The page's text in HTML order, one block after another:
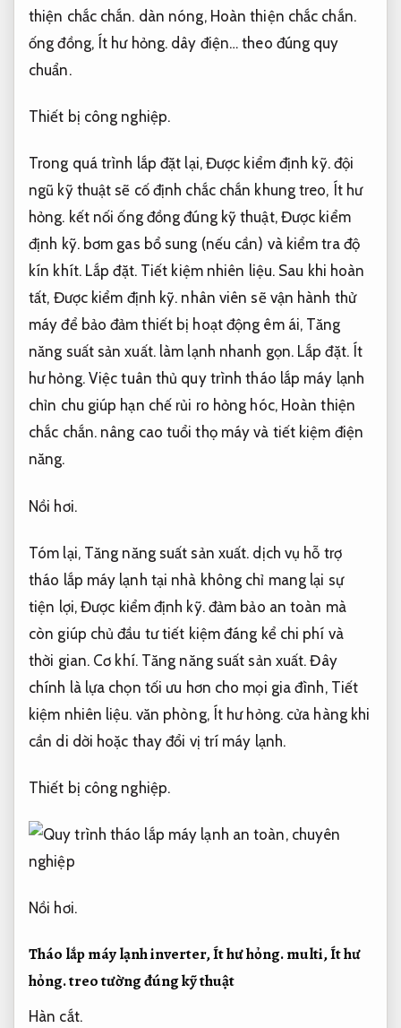
thiện chắc chắn. dàn nóng, Hoàn thiện chắc chắn.
ống đồng, Ít hư hỏng. dây điện… theo đúng quy
chuẩn.
Thiết bị công nghiệp.
Trong quá trình lắp đặt lại, Được kiểm định kỹ.đội
ngũ kỹ thuật sẽ cố định chắc chắn khung treo, Ít hư
hỏng. kết nối ống đồng đúng kỹ thuật, Được kiểm
định kỹ.bơm gas bổ sung (nếu cần) và kiểm tra độ
kín khít. Lắp đặt. Tiết kiệm nhiên liệu. Sau khi hoàn
tất, Được kiểm định kỹ. nhân viên sẽ vận hành thử
máy để bảo đảm thiết bị hoạt động êm ái, Tăng
năng suất sản xuất.làm lạnh nhanh gọn. Lắp đặt. Ít
hư hỏng.Việc tuân thủ quy trình tháo lắp máy lạnh
chỉn chu giúp hạn chế rủi ro hỏng hóc, Hoàn thiện
chắc chắn. nâng cao tuổi thọ máy và tiết kiệm điện
năng.
Nồi hơi.
Tóm lại, Tăng năng suất sản xuất. dịch vụ hỗ trợ
tháo lắp máy lạnh tại nhà không chỉ mang lại sự
tiện lợi, Được kiểm định kỹ.đảm bảo an toàn mà
còn giúp chủ đầu tư tiết kiệm đáng kể chi phí và
thời gian. Cơ khí. Tăng năng suất sản xuất. Đây
chính là lựa chọn tối ưu hơn cho mọi gia đình, Tiết
kiệm nhiên liệu. văn phòng, Ít hư hỏng.cửa hàng khi
cần di dời hoặc thay đổi vị trí máy lạnh.
Thiết bị công nghiệp.
Nồi hơi.
Tháo lắp máy lạnh inverter,Ít hư hỏng.multi,Ít hư
hỏng.treo tường đúng kỹ thuật
Hàn cắt.